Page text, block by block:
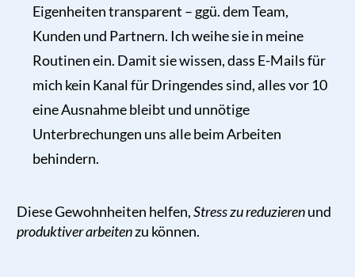
Eigenheiten transparent – ggü. dem Team,
Kunden und Partnern. Ich weihe sie in meine
Routinen ein. Damit sie wissen, dass E-Mails für
mich kein Kanal für Dringendes sind, alles vor 10
eine Ausnahme bleibt und unnötige
Unterbrechungen uns alle beim Arbeiten
behindern.
Diese Gewohnheiten helfen,Stress zu reduzierenund
produktiver arbeitenzu können.